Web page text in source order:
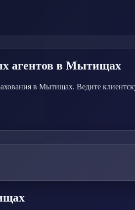
агентов в Мытищах
в Мытищах. Ведите